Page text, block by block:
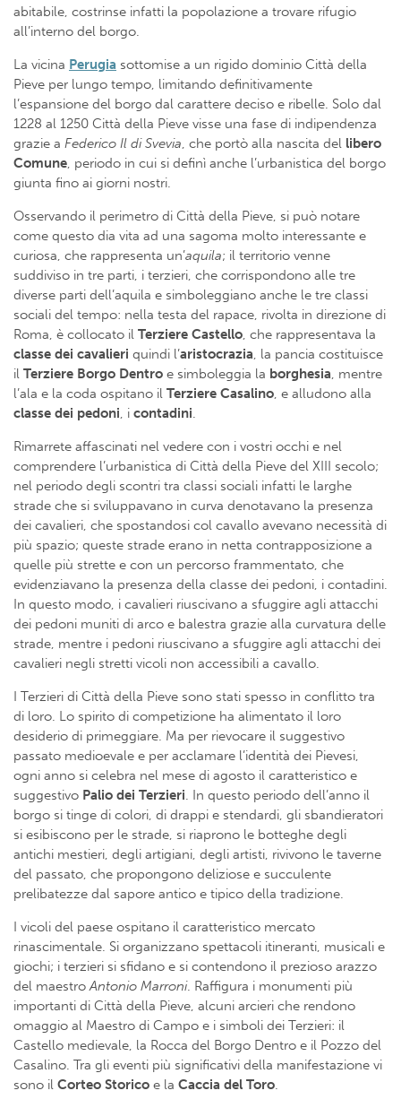
abitabile, costrinse infatti la popolazione a trovare rifugio
all’interno del borgo.
La vicina Perugia sottomise a un rigido dominio Città della
Pieve per lungo tempo, limitando definitivamente
l’espansione del borgo dal carattere deciso e ribelle. Solo dal
1228 al 1250 Città della Pieve visse una fase di indipendenza
grazie a Federico Il di Svevia , che portò alla nascita del libero
Comune , periodo in cui si definì anche l’urbanistica del borgo
giunta fino ai giorni nostri.
Osservando il perimetro di Città della Pieve, si può notare
come questo dia vita ad una sagoma molto interessante e
curiosa, che rappresenta un’aquila; il territorio venne
suddiviso in tre parti, i terzieri, che corrispondono alle tre
diverse parti dell’aquila e simboleggiano anche le tre classi
sociali del tempo: nella testa del rapace, rivolta in direzione di
Roma, è collocato il Terziere Castello , che rappresentava la
classe dei cavalieri quindi l’aristocrazia , la pancia costituisce
il Terziere Borgo Dentro e simboleggia la borghesia , mentre
l’ala e la coda ospitano il Terziere Casalino , e alludono alla
classe dei pedoni , i contadini
Rimarrete affascinati nel vedere con i vostri occhi e nel
comprendere l’urbanistica di Città della Pieve del XIII secolo;
nel periodo degli scontri tra classi sociali infatti le larghe
strade che si sviluppavano in curva denotavano la presenza
dei cavalieri, che spostandosi col cavallo avevano necessità di
più spazio; queste strade erano in netta contrapposizione a
quelle più strette e con un percorso frammentato, che
evidenziavano la presenza della classe dei pedoni, i contadini.
In questo modo, i cavalieri riuscivano a sfuggire agli attacchi
dei pedoni muniti di arco e balestra grazie alla curvatura delle
strade, mentre i pedoni riuscivano a sfuggire agli attacchi dei
cavalieri negli stretti vicoli non accessibili a cavallo.
I Terzieri di Città della Pieve sono stati spesso in conflitto tra
di loro. Lo spirito di competizione ha alimentato il loro
desiderio di primeggiare. Ma per rievocare il suggestivo
passato medioevale e per acclamare l’identità dei Pievesi,
ogni anno si celebra nel mese di agosto il caratteristico e
suggestivo Palio dei Terzieri . In questo periodo dell’anno il
borgo si tinge di colori, di drappi e stendardi, gli sbandieratori
si esibiscono per le strade, si riaprono le botteghe degli
antichi mestieri, degli artigiani, degli artisti, rivivono le taverne
del passato, che propongono deliziose e succulente
prelibatezze dal sapore antico e tipico della tradizione.
I vicoli del paese ospitano il caratteristico mercato
rinascimentale. Si organizzano spettacoli itineranti, musicali e
giochi; i terzieri si sfidano e si contendono il prezioso arazzo
del maestro Antonio Marroni. Raffigura i monumenti più
importanti di Città della Pieve, alcuni arcieri che rendono
omaggio al Maestro di Campo e i simboli dei Terzieri: il
Castello medievale, la Rocca del Borgo Dentro e il Pozzo del
Casalino. Tra gli eventi più significativi della manifestazione vi
sono il Corteo Storico e la Caccia del Toro